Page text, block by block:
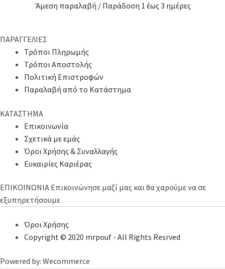
Άμεση παραλαβή / Παράδοση 1 έως 3 ημέρες
ΠΑΡΑΓΓΕΛΙΕΣ
Τρόποι Πληρωμής
Τρόποι Αποστολής
Πολιτική Επιστροφών
Παραλαβή από το Κατάστημα
ΚΑΤΑΣΤΗΜΑ
Επικοινωνία
Σχετικά με εμάς
Όροι Χρήσης & Συναλλαγής
Ευκαιρίες Καριέρας
ΕΠΙΚΟΙΝΩΝΙΑ Επικοινώνησε μαζί μας και θα χαρούμε να σε
εξυπηρετήσουμε
Όροι Χρήσης
Copyright © 2020 mrpouf - All Rights Resrved
Powered by: Wecommerce